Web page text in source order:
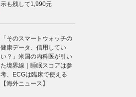
示も残して1,990元
「そのスマートウォッチの
健康データ、信用してい
い？」米国の内科医が引い
た境界線｜睡眠スコアは参
考、ECGは臨床で使える
【海外ニュース】